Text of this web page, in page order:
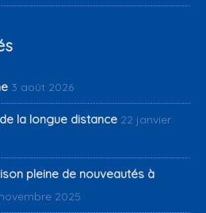
3 août 2026
la longue distance 22 janvier
pleine de nouveautés à
2025